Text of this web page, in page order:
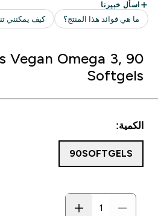
Vegan Omega 3, 90
Softgels
الكمية:
90SOFTGELS